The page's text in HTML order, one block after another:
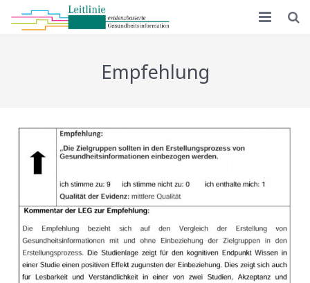
Implementierung
Schulungsmaterial
MAPPinfo
Publikationen
Deutsch
Empfehlung